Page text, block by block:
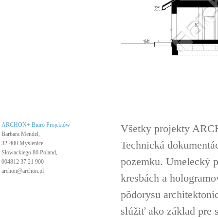
ARCHON+ Biuro Projektów
Barbara Mendel,
32-400 Myślenice
Słowackiego 86 Poland,
004812 37 21 900
archon@archon.pl
Všetky projekty
Technická
pozemku. Umelecký
kresbách a
pôdorysu
slúžiť ako základ pre